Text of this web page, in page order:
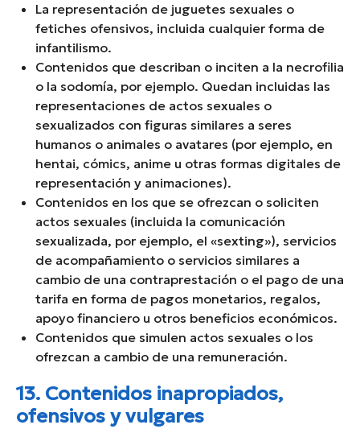
La representación de juguetes sexuales o
fetiches ofensivos, incluida cualquier forma de
infantilismo.
Contenidos que describan o inciten a la necrofilia
o la sodomía, por ejemplo. Quedan incluidas las
representaciones de actos sexuales o
sexualizados con figuras similares a seres
humanos o animales o avatares (por ejemplo, en
hentai, cómics, anime u otras formas digitales de
representación y animaciones).
Contenidos en los que se ofrezcan o soliciten
actos sexuales (incluida la comunicación
sexualizada, por ejemplo, el «sexting»), servicios
de acompañamiento o servicios similares a
cambio de una contraprestación o el pago de una
tarifa en forma de pagos monetarios, regalos,
apoyo financiero u otros beneficios económicos.
Contenidos que simulen actos sexuales o los
ofrezcan a cambio de una remuneración.
13. Contenidos inapropiados,
ofensivos y vulgares